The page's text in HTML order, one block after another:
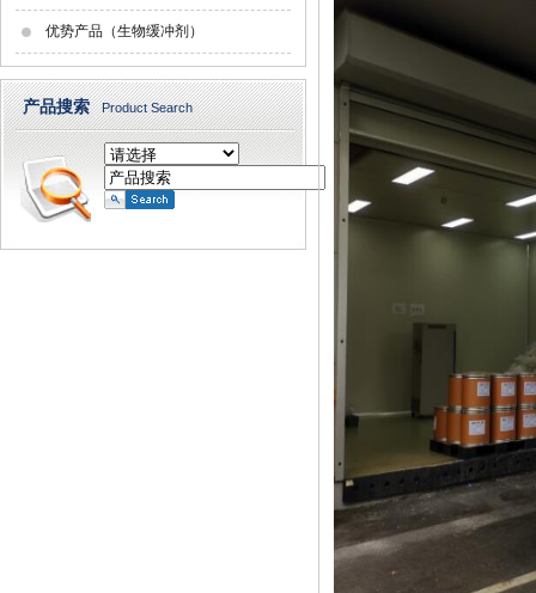
优势产品（生物缓冲剂）
产品搜索 Product Search